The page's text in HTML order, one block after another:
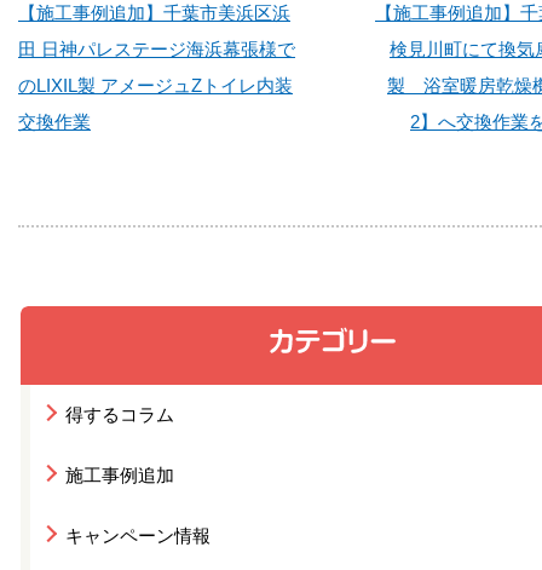
得するコラム
施工事例追加
キャンペーン情報
【施工事例追加】千葉市美浜区浜
田 日神パレステージ海浜幕張様で
のLIXIL製 アメージュZトイレ内装
交換作業
【施工事例追加】
検見川町にて換気
製 浴室暖房乾燥
2】へ交換作業